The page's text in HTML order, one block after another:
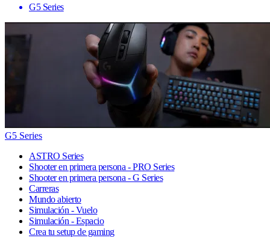
G5 Series
G5 Series
ASTRO Series
Shooter en primera persona - PRO Series
Shooter en primera persona - G Series
Carreras
Mundo abierto
Simulación - Vuelo
Simulación - Espacio
Crea tu setup de gaming